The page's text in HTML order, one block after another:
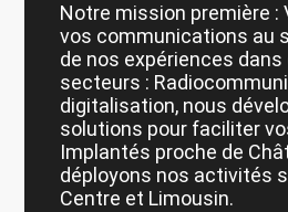
Notre mission première :
vos communications au
de nos expériences
secteurs :
digitalisation, nous
solutions pour faciliter
Implantés proche de
déployons nos activités
Centre et Limousin.